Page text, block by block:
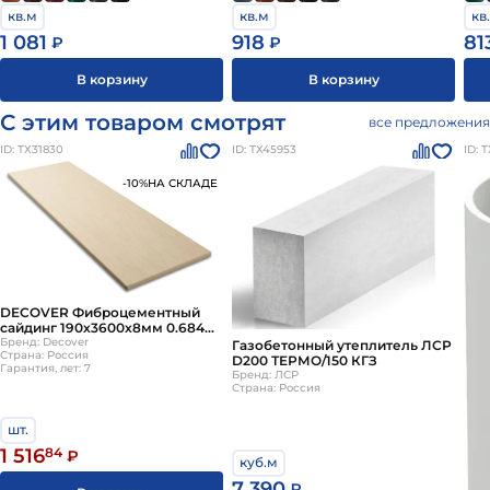
кв.м
1 081 ₽
В корзину
кв.м
918 ₽
В корзину
С этим товаром смотрят все предложения
ID: ТХ31830
-10%НА СКЛАДЕ
DECOVER Фиброцементный
сайдинг 190х3600х8мм 0.684м2
Sandy
Бренд: Decover
Страна: Россия
Гарантия, лет: 7
шт.
1 51684 ₽
ID: ТХ45953
Газобетонный утеплитель ЛСР
D200 ТЕРМО/150 КГЗ
Бренд: ЛСР
Страна: Россия
куб.м
ID: